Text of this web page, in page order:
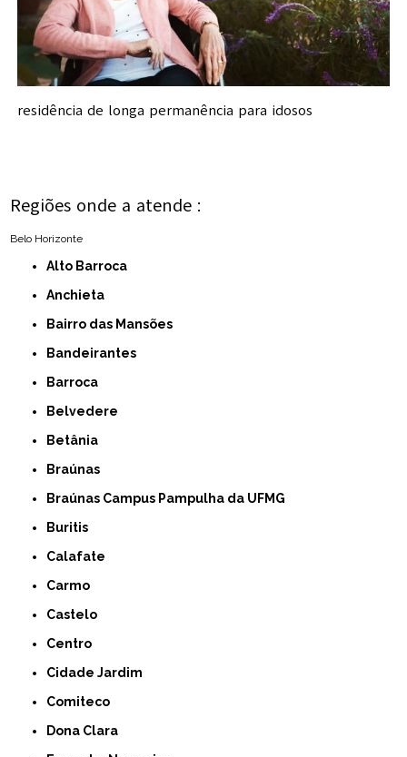
residência de longa permanência para idosos
Regiões onde a atende :
Belo Horizonte
Alto Barroca
Anchieta
Bairro das Mansões
Bandeirantes
Barroca
Belvedere
Betânia
Braúnas
Braúnas Campus Pampulha da UFMG
Buritis
Calafate
Carmo
Castelo
Centro
Cidade Jardim
Comiteco
Dona Clara